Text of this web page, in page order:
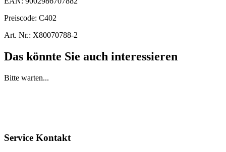
Preiscode: C402
Art. Nr.: X80070788-2
Das könnte Sie auch interessieren
Bitte warten...
Service Kontakt